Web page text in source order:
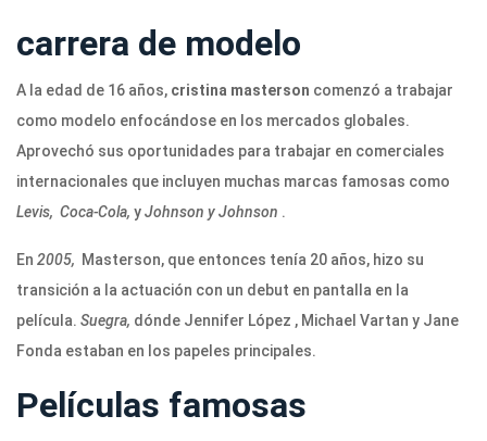
carrera de modelo
A la edad de 16 años, cristina masterson comenzó a trabajar
como modelo enfocándose en los mercados globales.
Aprovechó sus oportunidades para trabajar en comerciales
internacionales que incluyen muchas marcas famosas como
Levis, Coca-Cola, yJohnson y Johnson .
En 2005, Masterson, que entonces tenía 20 años, hizo su
transición a la actuación con un debut en pantalla en la
película. Suegra, dónde Jennifer López , Michael Vartan y Jane
Fonda estaban en los papeles principales.
Películas famosas